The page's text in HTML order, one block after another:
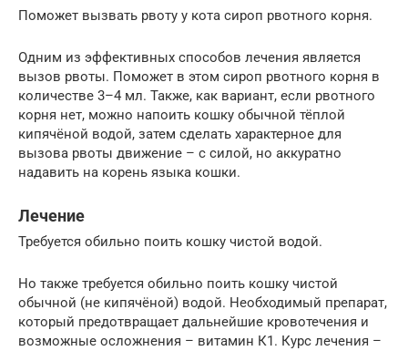
Поможет вызвать рвоту у кота сироп рвотного корня.
Одним из эффективных способов лечения является
вызов рвоты. Поможет в этом сироп рвотного корня в
количестве 3–4 мл. Также, как вариант, если рвотного
корня нет, можно напоить кошку обычной тёплой
кипячёной водой, затем сделать характерное для
вызова рвоты движение – с силой, но аккуратно
надавить на корень языка кошки.
Лечение
Требуется обильно поить кошку чистой водой.
Но также требуется обильно поить кошку чистой
обычной (не кипячёной) водой. Необходимый препарат,
который предотвращает дальнейшие кровотечения и
возможные осложнения – витамин К1. Курс лечения –